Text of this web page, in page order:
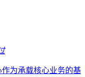
为承载核心业务的基